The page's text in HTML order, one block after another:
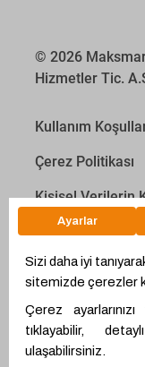
© 2026
Hizmetler Tic.
Kullanım
Çerez Politikası
Kişisel Verilerin
İletişim
Proyakıt
Ödeme